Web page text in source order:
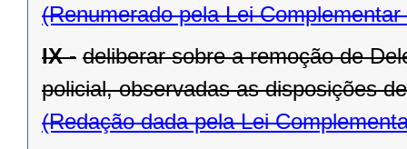
(Renumerado pela Lei
IX - deliberar sobre a remoção de
policial, observadas as disposições
(Redação dada pela Lei